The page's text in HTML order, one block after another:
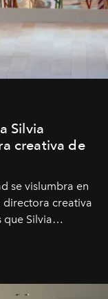
Silvia
creativa de
se vislumbra en
directora creativa
que Silvia